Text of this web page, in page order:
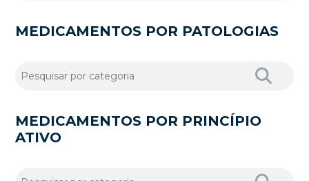
MEDICAMENTOS POR PATOLOGIAS
MEDICAMENTOS POR PRINCÍPIO
ATIVO